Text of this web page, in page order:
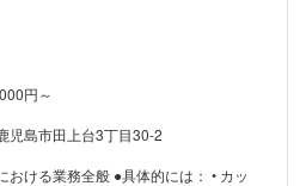
円～
児島市田上台3丁目30-2
ける業務全般 ●具体的には： • カッ